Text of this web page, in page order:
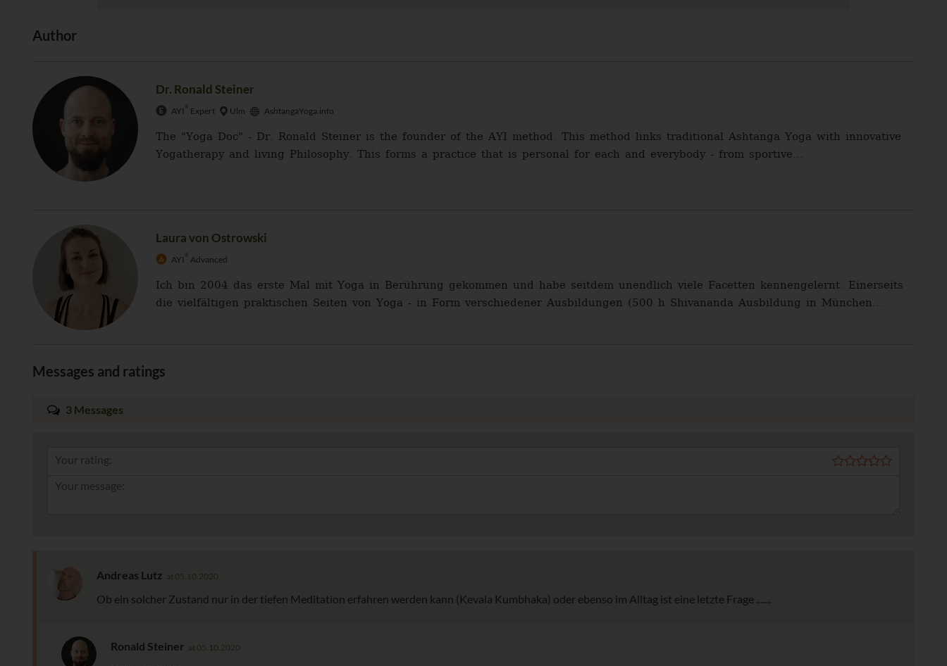
Author
Dr. Ronald Steiner
AYI Expert Ulm AshtangaYoga.info
The "Yoga Doc" - Dr. Ronald Steiner is the founder of the AYI method. This method links traditional Ashtanga Yoga with innovative
Yogatherapy and living Philosophy. This forms a practice that is personal for each and everybody - from sportive...
Laura von Ostrowski
AYI Advanced
Ich bin 2004 das erste Mal mit Yoga in Berührung gekommen und habe seitdem unendlich viele Facetten kennengelernt. Einerseits
die vielfältigen praktischen Seiten von Yoga - in Form verschiedener Ausbildungen (500 h Shivananda Ausbildung in München...
Messages and ratings
3 Messages
Your rating:
Andreas Lutz
Ob ein solcher Zustand nur in der tiefen Meditation erfahren werden kann (Kevala Kumbhaka) oder ebenso im Alltag ist eine letzte Frage .......
Ronald Steiner at 05.10.2020